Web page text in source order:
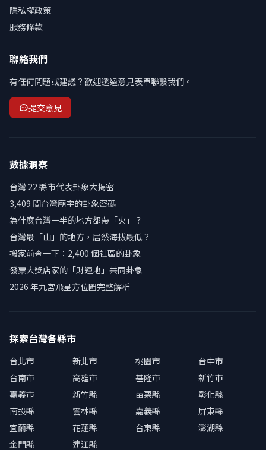
隱私權政策
服務條款
聯絡我們
有任何問題或建議？歡迎透過意見表單聯繫我們。
提交意見
數據洞察
台灣 22 縣市代表卦象大揭密
3,409 間台灣廟宇的卦象密碼
為什麼台灣一半的地方都帶「火」？
台灣最「山」的地方，居然海拔最低？
搬家前查一下：2,400 個社區的卦象
發票大獎店家的「財運地」共同卦象
2026 年九宮飛星方位圖完整解析
探索台灣各縣市
台北市 新北市 桃園市
台中市
台南市
高雄市 基隆市
新竹市
嘉義市
新竹縣 苗栗縣
彰化縣
南投縣
雲林縣 嘉義縣
屏東縣
宜蘭縣
花蓮縣 台東縣
澎湖縣
金門縣
連江縣